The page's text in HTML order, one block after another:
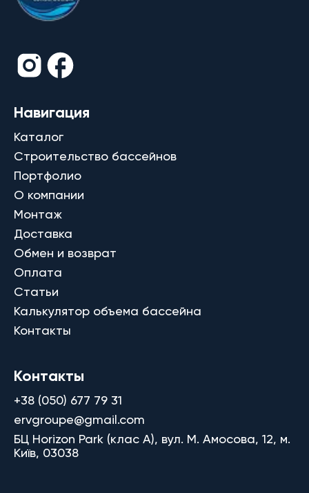
Навигация
Каталог
Строительство бассейнов
Портфолио
О компании
Монтаж
Доставка
Обмен и возврат
Оплата
Статьи
Калькулятор объема бассейна
Контакты
Контакты
+38 (050) 677 79 31
ervgroupe@gmail.com
БЦ Horizon Park (клас A), вул. М. Амосова, 12, м.
Київ, 03038